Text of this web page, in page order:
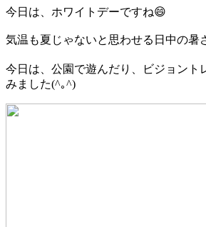
今日は、ホワイトデーですね😄
気温も夏じゃないと思わせる日中の暑
今日は、公園で遊んだり、ビジョント
みました(^｡^)